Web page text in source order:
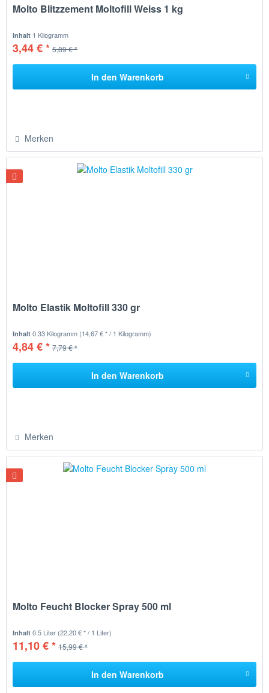
Molto Blitzzement Moltofill Weiss 1 kg
Inhalt 1 Kilogramm
3,44 € * 5,89 € *
In den Warenkorb
Merken
Molto Elastik Moltofill 330 gr
Inhalt0.33 Kilogramm (14,67 € * / 1 Kilogramm)
4,84 € * 7,79 € *
In den Warenkorb
Merken
Molto Feucht Blocker Spray 500 ml
Inhalt0.5 Liter (22,20 € * / 1 Liter)
11,10 € * 15,99 € *
In den Warenkorb